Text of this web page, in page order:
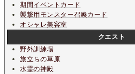
期間イベントカード
襲撃用モンスター召喚カード
オシャレ美容室
クエスト
野外訓練場
旅立ちの草原
水霊の神殿